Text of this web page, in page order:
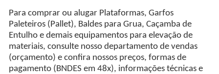
Para comprar ou alugar Plataformas, Garfos
Paleteiros (Pallet), Baldes para Grua, Caçamba de
Entulho e demais equipamentos para elevação de
materiais, consulte nosso departamento de vendas
(orçamento) e confira nossos preços, formas de
pagamento (BNDES em 48x), informações técnicas e